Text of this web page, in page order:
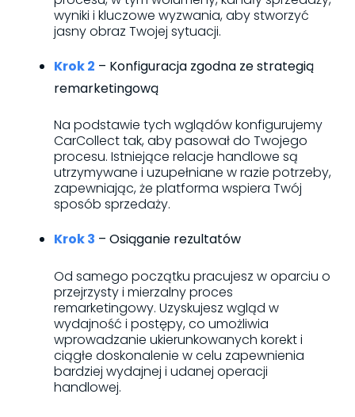
wyniki i kluczowe wyzwania, aby stworzyć
jasny obraz Twojej sytuacji.
Krok 2 – Konfiguracja zgodna ze strategią
remarketingową
Na podstawie tych wglądów konfigurujemy
CarCollect tak, aby pasował do Twojego
procesu. Istniejące relacje handlowe są
utrzymywane i uzupełniane w razie potrzeby,
zapewniając, że platforma wspiera Twój
sposób sprzedaży.
Krok 3 – Osiąganie rezultatów
Od samego początku pracujesz w oparciu o
przejrzysty i mierzalny proces
remarketingowy. Uzyskujesz wgląd w
wydajność i postępy, co umożliwia
wprowadzanie ukierunkowanych korekt i
ciągłe doskonalenie w celu zapewnienia
bardziej wydajnej i udanej operacji
handlowej.